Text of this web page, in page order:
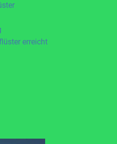
erreicht